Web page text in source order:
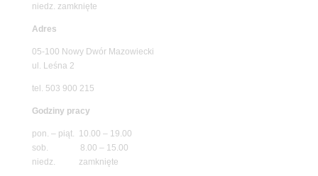
niedz. zamknięte
Adres
05-100 Nowy Dwór Mazowiecki
ul. Leśna 2
tel. 503 900 215
Godziny pracy
pon. – piąt. 10.00 – 19.00
sob. 8.00 – 15.00
niedz. zamknięte